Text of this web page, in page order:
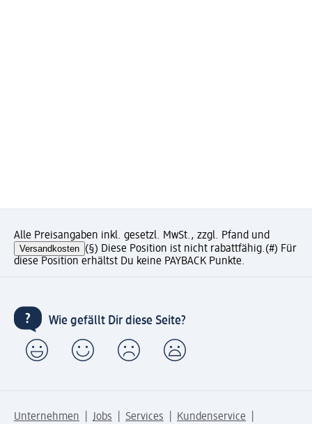
Alle Preisangaben inkl. gesetzl. MwSt., zzgl. Pfand und
Versandkosten (§) Diese Position ist nicht rabattfähig.(#) Für
diese Position erhältst Du keine PAYBACK Punkte.
Wie gefällt Dir diese Seite?
Unternehmen Jobs Services
Kundenservice